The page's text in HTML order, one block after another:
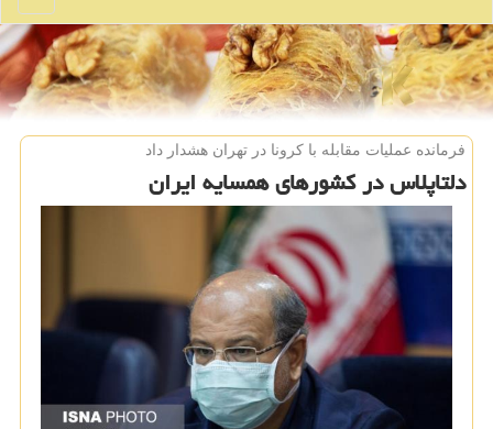
فرمانده عملیات مقابله با كرونا در تهران هشدار داد
دلتاپلاس در کشورهای همسایه ایران